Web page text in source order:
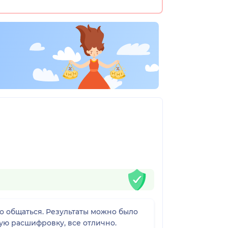
общаться. Результаты можно было
расшифровку, все отлично.